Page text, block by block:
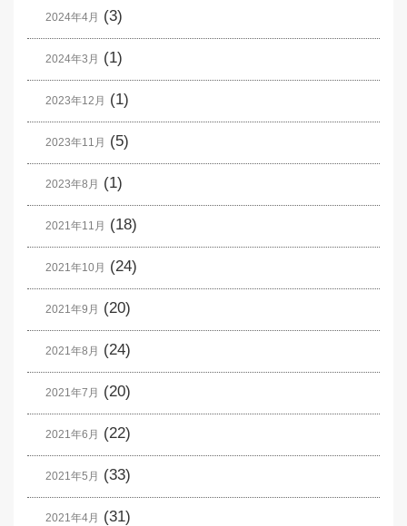
2024年4月 (3)
2024年3月 (1)
2023年12月 (1)
2023年11月 (5)
2023年8月 (1)
2021年11月 (18)
2021年10月 (24)
2021年9月 (20)
2021年8月 (24)
2021年7月 (20)
2021年6月 (22)
2021年5月 (33)
2021年4月 (31)